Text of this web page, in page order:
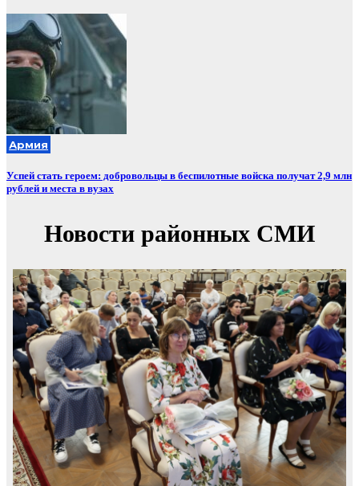
Армия
Успей стать героем: добровольцы в беспилотные войска получат 2,9 млн
рублей и места в вузах